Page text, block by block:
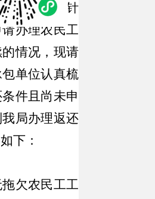
关规定，针
办理农民工
情况，现请
单位认真梳
件且尚未申
局办理返还
下：
欠农民工工